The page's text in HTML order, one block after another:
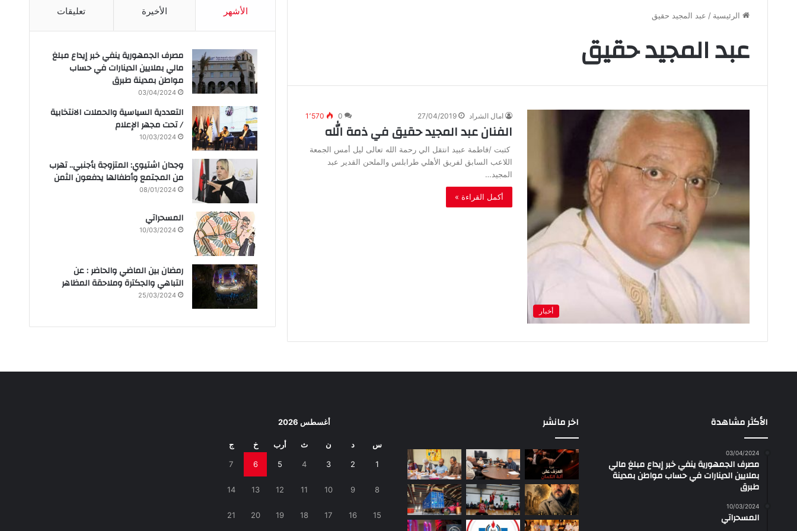
الرئيسية / عبد المجيد حقيق
عبد المجيد حقيق
أخبار
امال الشراد 27/04/2019
0 1٬570
الفنان عبد المجيد حقيق في ذمة الله
كتبت /فاطمة عبيد انتقل الي رحمة الله تعالى ليل أمس الجمعة
اللاعب السابق لفريق الأهلي طرابلس والملحن القدير عبد
المجيد…
أكمل القراءة »
الأشهر الأخيرة تعليقات
مصرف الجمهورية ينفي خبر إيداع مبلغ
مالي بملايين الدينارات في حساب
مواطن بمدينة طبرق
03/04/2024
التعددية السياسية والحملات الانتخابية
/ تحت مجهر الإعلام
10/03/2024
وجدان اشتيوي: المتزوجة بأجنبي.. تهرب
من المجتمع وأطفالها يدفعون الثمن
08/01/2024
المسحراتي
10/03/2024
رمضان بين الماضي والحاضر : عن
التباهي والجكترة وملاحقة المظاهر
25/03/2024
الأكثر مشاهدة
03/04/2024
مصرف الجمهورية ينفي خبر إيداع مبلغ مالي
بملايين الدينارات في حساب مواطن بمدينة
طبرق
10/03/2024
المسحراتي
اخر مانشر أغسطس 2026
س د ن ث أرب خ ج
1
2
3
4
5
6
7
8
9
10
11
12
13
14
15
16
17
18
19
20
21